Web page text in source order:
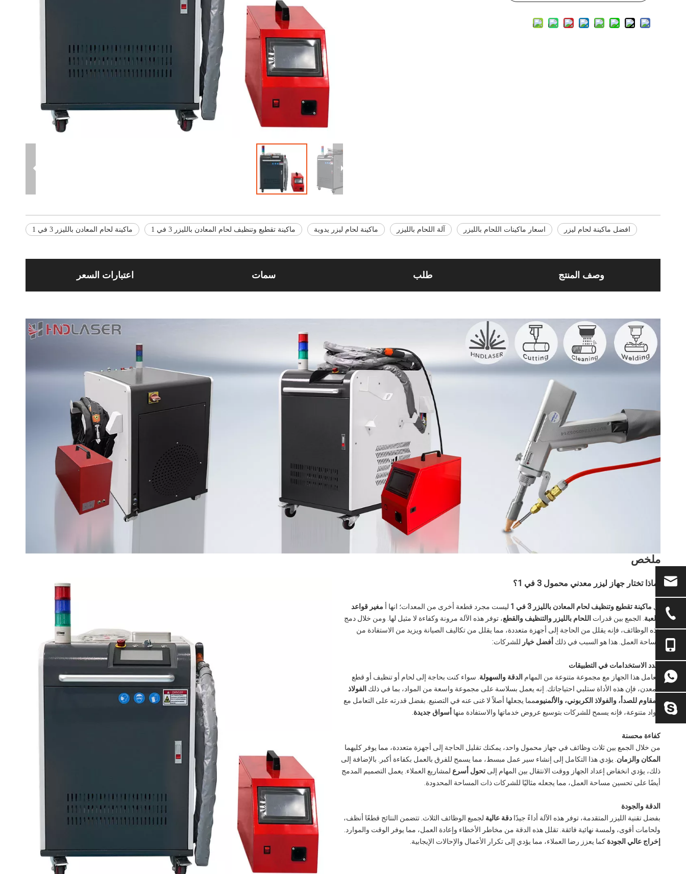
ماكينة لحام المعادن بالليزر 3 في 1 ماكينة تقطيع وتنظيف لحام المعادن بالليزر 3 في 1 ماكينة لحام ليزر يدوية آلة اللحام بالليزر اسعار ماكينات اللحام بالليزر افضل ماكينة لحام ليزر
وصف المنتج طلب سمات اعتبارات السعر
ملخص
لماذا تختار جهاز ليزر معدني محمول 3 في 1؟
ال ماكينة تقطيع وتنظيف لحام المعادن بالليزر 3 في 1 ليست مجرد قطعة أخرى من المعدات؛ انها أ مغير قواعد
اللعبة . الجمع بين قدرات اللحام بالليزر والتنظيف والقطع، توفر هذه الآلة مرونة وكفاءة لا مثيل لها. ومن خلال دمج
هذه الوظائف، فإنه يقلل من الحاجة إلى أجهزة متعددة، مما يقلل من تكاليف الصيانة ويزيد من الاستفادة من
مساحة العمل. هذا هو السبب في ذلك أفضل خيار للشركات:
تعدد الاستخدامات في التطبيقات
يتعامل هذا الجهاز مع مجموعة متنوعة من المهام الدقة والسهولة . سواء كنت بحاجة إلى لحام أو تنظيف أو قطع
المعدن، فإن هذه الأداة ستلبي احتياجاتك. إنه يعمل بسلاسة على مجموعة واسعة من المواد، بما في ذلك الفولاذ
المقاوم للصدأ، والفولاذ الكربوني، والألمنيوممما يجعلها أصلاً لا غنى عنه في التصنيع. بفضل قدرته على التعامل مع
مواد متنوعة، فإنه يسمح للشركات بتوسيع عروض خدماتها والاستفادة منها أسواق جديدة
كفاءة محسنة
من خلال الجمع بين ثلاث وظائف في جهاز محمول واحد، يمكنك تقليل الحاجة إلى أجهزة متعددة، مما يوفر كليهما
المكان والزمان . يؤدي هذا التكامل إلى إنشاء سير عمل مبسط، مما يسمح للفرق بالعمل بكفاءة أكبر. بالإضافة إلى
ذلك، يؤدي انخفاض إعداد الجهاز ووقت الانتقال بين المهام إلى تحول أسرع لمشاريع العملاء. يعمل التصميم المدمج
أيضًا على تحسين مساحة العمل، مما يجعله مثاليًا للشركات ذات المساحة المحدودة.
الدقة والجودة
بفضل تقنية الليزر المتقدمة، توفر هذه الآلة أداءً جيدًا دقة عالية لجميع الوظائف الثلاث. تتضمن النتائج قطعًا أنظف،
ولحامات أقوى، ولمسة نهائية فائقة. تقلل هذه الدقة من مخاطر الأخطاء وإعادة العمل، مما يوفر الوقت والموارد.
إخراج عالي الجودة كما يعزز رضا العملاء، مما يؤدي إلى تكرار الأعمال والإحالات الإيجابية.